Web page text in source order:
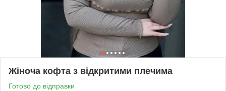
Жіноча кофта з відкритими плечима
Готово до відправки